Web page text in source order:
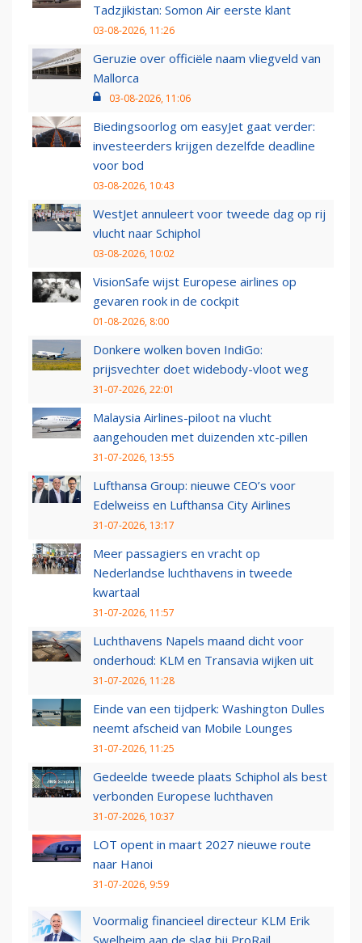
Tadzjikistan: Somon Air eerste klant
03-08-2026, 11:26
Geruzie over officiële naam vliegveld van
Mallorca
03-08-2026, 11:06
Biedingsoorlog om easyJet gaat verder:
investeerders krijgen dezelfde deadline
voor bod
03-08-2026, 10:43
WestJet annuleert voor tweede dag op rij
vlucht naar Schiphol
03-08-2026, 10:02
VisionSafe wijst Europese airlines op
gevaren rook in de cockpit
01-08-2026, 8:00
Donkere wolken boven IndiGo:
prijsvechter doet widebody-vloot weg
31-07-2026, 22:01
Malaysia Airlines-piloot na vlucht
aangehouden met duizenden xtc-pillen
31-07-2026, 13:55
Lufthansa Group: nieuwe CEO’s voor
Edelweiss en Lufthansa City Airlines
31-07-2026, 13:17
Meer passagiers en vracht op
Nederlandse luchthavens in tweede
kwartaal
31-07-2026, 11:57
Luchthavens Napels maand dicht voor
onderhoud: KLM en Transavia wijken uit
31-07-2026, 11:28
Einde van een tijdperk: Washington Dulles
neemt afscheid van Mobile Lounges
31-07-2026, 11:25
Gedeelde tweede plaats Schiphol als best
verbonden Europese luchthaven
31-07-2026, 10:37
LOT opent in maart 2027 nieuwe route
naar Hanoi
31-07-2026, 9:59
Voormalig financieel directeur KLM Erik